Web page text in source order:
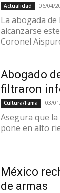
Actualidad 06/04/
La abogada
alcanzarse
Coronel
Abogado
filtraron
Cultura/Fama 03/
Asegura que
pone en alto
México
de armas